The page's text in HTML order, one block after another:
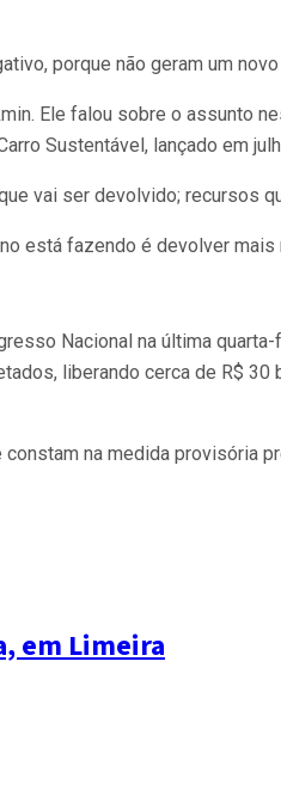
porque não geram um novo
Ele falou sobre o assunto
Sustentável, lançado em
vai ser devolvido; recursos
está fazendo é devolver
Nacional na última quarta-
liberando cerca de R$ 30
na medida provisória
em Limeira